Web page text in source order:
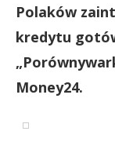
Polaków
kredytu
Money24.